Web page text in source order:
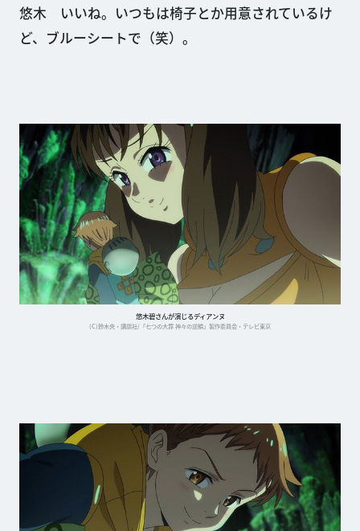
悠木 いいね。いつもは椅子とか用意されているけ
ど、ブルーシートで（笑）。
悠木碧さんが演じるディアンヌ
(C)鈴木央・講談社/「七つの大罪 神々の逆鱗」製作委員会・テレビ東京